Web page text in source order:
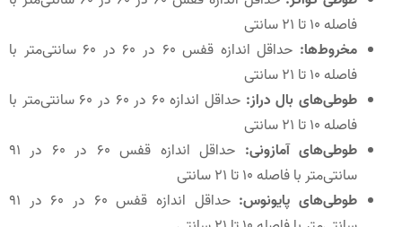
فاصله 10 تا 21 سانتی‌
مخروط‌ها:
حداقل اندازه قفس 60 در 60 در 60 سانتی‌متر با
فاصله 10 تا 21 سانتی‌
طوطی‌های بال دراز:
حداقل اندازه 60 در 60 در 60 سانتی‌متر با
فاصله 10 تا 21 سانتی‌
طوطی‌های آمازونی:
حداقل اندازه قفس 60 در 60 در 91
سانتی‌متر با فاصله 10 تا 21 سانتی‌
طوطی‌های پایونوس:
حداقل اندازه قفس 60 در 60 در 91